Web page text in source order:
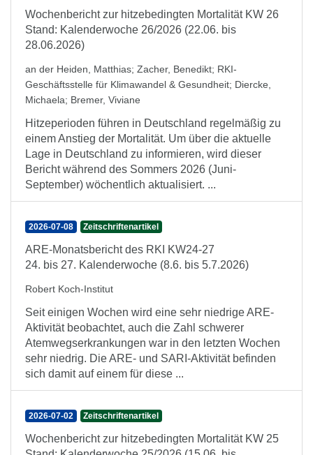
Wochenbericht zur hitzebedingten Mortalität KW 26
Stand: Kalenderwoche 26/2026 (22.06. bis
28.06.2026)
an der Heiden, Matthias; Zacher, Benedikt; RKI-
Geschäftsstelle für Klimawandel & Gesundheit; Diercke,
Michaela; Bremer, Viviane
Hitzeperioden führen in Deutschland regelmäßig zu
einem Anstieg der Mortalität. Um über die aktuelle
Lage in Deutschland zu informieren, wird dieser
Bericht während des Sommers 2026 (Juni-
September) wöchentlich aktualisiert. ...
2026-07-08 Zeitschriftenartikel
ARE-Monatsbericht des RKI KW24-27
24. bis 27. Kalenderwoche (8.6. bis 5.7.2026)
Robert Koch-Institut
Seit einigen Wochen wird eine sehr niedrige ARE-
Aktivität beobachtet, auch die Zahl schwerer
Atemwegserkrankungen war in den letzten Wochen
sehr niedrig. Die ARE- und SARI-Aktivität befinden
sich damit auf einem für diese ...
2026-07-02 Zeitschriftenartikel
Wochenbericht zur hitzebedingten Mortalität KW 25